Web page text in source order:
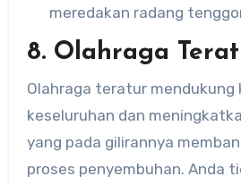
meredakan radang
8. Olahraga
Olahraga teratur mendukung
keseluruhan dan
yang pada gilirannya
proses penyembuhan. Anda